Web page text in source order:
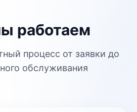
работаем
процесс от заявки до
обслуживания